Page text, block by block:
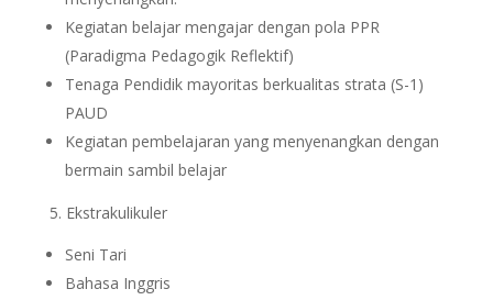
Kegiatan belajar mengajar dengan pola PPR
(Paradigma Pedagogik Reflektif)
Tenaga Pendidik mayoritas berkualitas strata (S-1)
PAUD
Kegiatan pembelajaran yang menyenangkan dengan
bermain sambil belajar
5. Ekstrakulikuler
Seni Tari
Bahasa Inggris